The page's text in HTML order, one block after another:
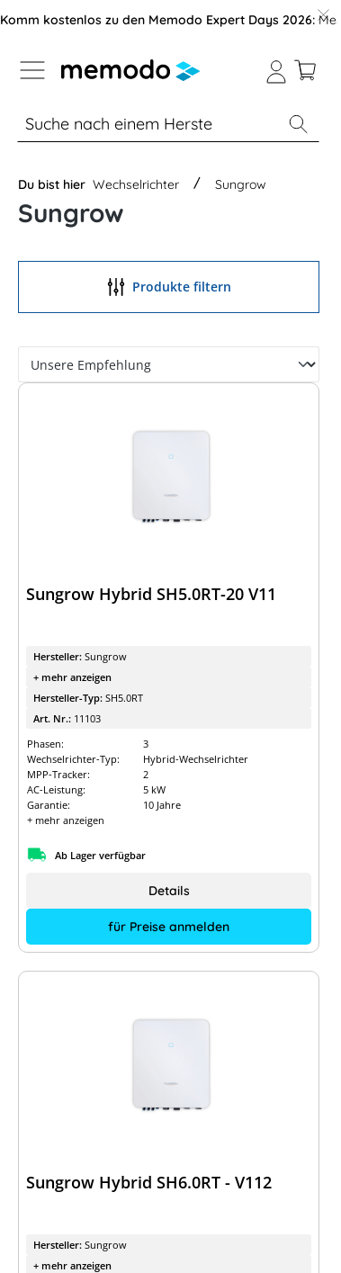
der B2B-Plattform springen
Komm kostenlos zu den Memodo Expert Days 2026:
% Sale Module Wechselrichter
Du bist hier Wechselrichter Sungrow
Sungrow
Produkte filtern
Sungrow Hybrid SH5.0RT-20 V11
Hersteller: Sungrow
+ mehr anzeigen
Hersteller-Typ: SH5.0RT
Art. Nr.: 11103
Phasen:
3
Wechselrichter-Typ:
Hybrid-Wechselrichter
MPP-Tracker:
2
AC-Leistung:
5 kW
Garantie:
10 Jahre
+ mehr anzeigen
Ab Lager verfügbar
für Preise anmelden
Details
Sungrow Hybrid SH6.0RT - V112
Hersteller: Sungrow
+ mehr anzeigen